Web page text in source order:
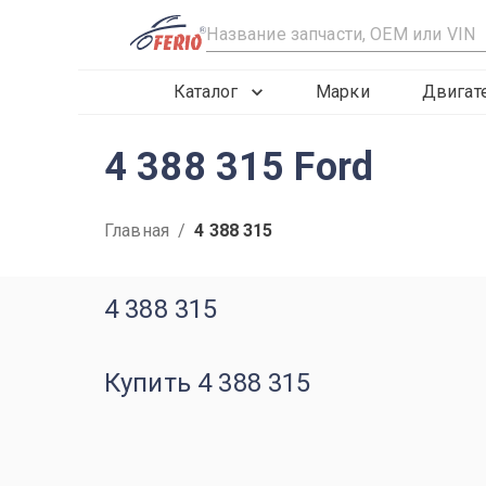
R
Каталог Марки
4 388 315 Ford
Главная / 4 388 315
4 388 315
Купить 4 388 315